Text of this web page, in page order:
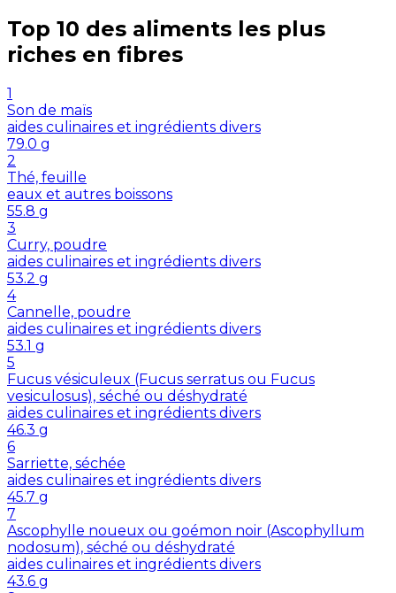
Top 10 des aliments les plus
riches en fibres
1
Son de maïs
aides culinaires et ingrédients divers
79.0 g
2
Thé, feuille
eaux et autres boissons
55.8 g
3
Curry, poudre
aides culinaires et ingrédients divers
53.2 g
4
Cannelle, poudre
aides culinaires et ingrédients divers
53.1 g
5
Fucus vésiculeux (Fucus serratus ou Fucus
vesiculosus), séché ou déshydraté
aides culinaires et ingrédients divers
46.3 g
6
Sarriette, séchée
aides culinaires et ingrédients divers
45.7 g
7
Ascophylle noueux ou goémon noir (Ascophyllum
nodosum), séché ou déshydraté
aides culinaires et ingrédients divers
43.6 g